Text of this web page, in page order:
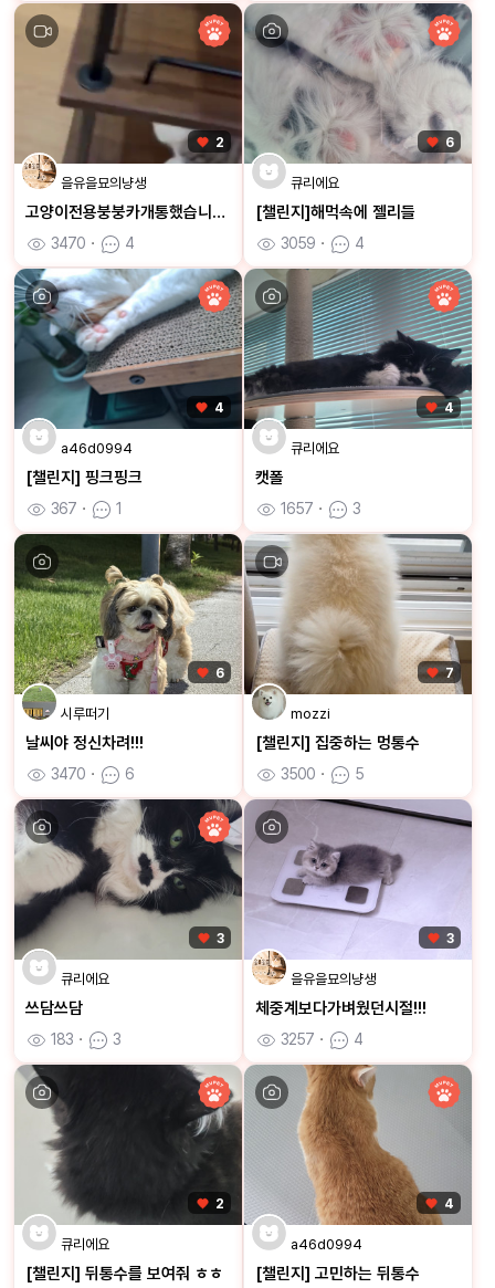
2
을유을묘의냥생
고양이전용붕붕카개통했습니다ㅋㅋ
3470 ㆍ 4
6
큐리에요
[챌린지]해먹속에 젤리들
3059 ㆍ 4
4
a46d0994
[챌린지] 핑크핑크
367 ㆍ 1
4
큐리에요
캣폴
1657 ㆍ 3
6
시루떠기
날씨야 정신차려!!!
3470 ㆍ 6
7
mozzi
[챌린지] 집중하는 멍통수
3500 ㆍ 5
3
큐리에요
쓰담쓰담
183 ㆍ 3
3
을유을묘의냥생
체중계보다가벼웠던시절!!!
3257 ㆍ 4
2
큐리에요
[챌린지] 뒤통수를 보여줘 ㅎㅎ
4
a46d0994
[챌린지] 고민하는 뒤통수